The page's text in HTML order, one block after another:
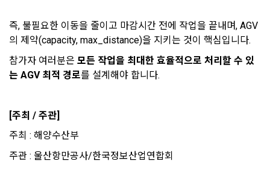
있다.
제 6 조 (개인정보)
1. “개인회원” 및 “인재회원”의 개인정보보호에 관해서는 관련법
원” 및 “인재회원”이 “서비스”를 이용하며 제공·생산한 정보를
수집할 수 있다.
3. “개인회원” 및 “인재회원”은 언제든지 원하는 경우에 서비스
문의 등의 방법으로 수집
3) 운영자를 통한 문의 과정에서 웹페이지, 메일, 팩스, 전화 등
을 통해 이용자의 개인정보가 수집
4) 오프라인에서 진행되는 이벤트, 세미나, 시상식 등에서 서면
5) 데이콘과 제휴한 외부 기업이나 단체로부터 개인정보를 제공
즉, 불필요한 이동을 줄이고 마감시간 전에 작업을 끝내며, AGV
의 제약(capacity, max_distance)을 지키는 것이 핵심입니다.
참가자 여러분은 모든 작업을 최대한 효율적으로 처리할 수 있
는 AGV 최적 경로를 설계해야 합니다.
[주최 / 주관]
주최 : 해양수산부
주관 : 울산항만공사/한국정보산업연합회